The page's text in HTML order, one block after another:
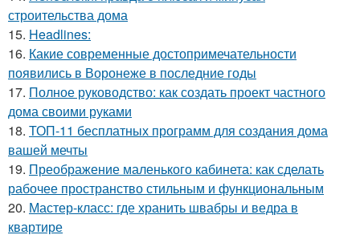
строительства дома
15. Headlines:
16. Какие современные достопримечательности
появились в Воронеже в последние годы
17. Полное руководство: как создать проект частного
дома своими руками
18. ТОП-11 бесплатных программ для создания дома
вашей мечты
19. Преображение маленького кабинета: как сделать
рабочее пространство стильным и функциональным
20. Мастер-класс: где хранить швабры и ведра в
квартире